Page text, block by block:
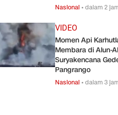
Nasional •dalam 2
VIDEO
Momen Api
Membara di Alun-
Suryakencana
Pangrango
Nasional •dalam 3